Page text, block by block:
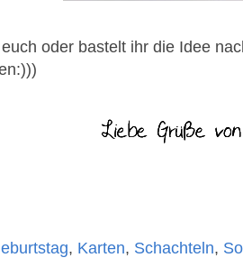
oder bastelt ihr die Idee
, Karten, Schachteln,